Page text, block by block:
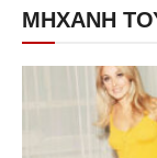
ΜΗΧΑΝΗ